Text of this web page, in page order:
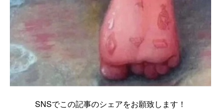
SNSでこの記事のシェアをお願致します！